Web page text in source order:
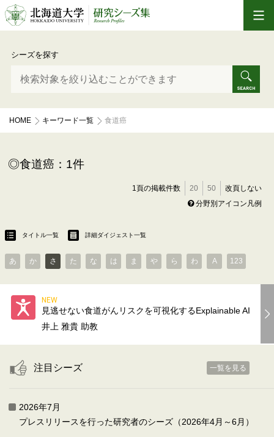
シーズを探す
HOME キーワード一覧 食道癌
食道癌：1件
1頁の掲載件数 20 50
改頁しない
分野別アイコン凡例
タイトル一覧 詳細ダイジェスト一覧
あ か さ た な は ま や ら わ A 123
NEW
見逃せない食道がんリスクを可視化するExplainable AI
井上 雅貴 助教
注目シーズ 一覧を見る
2026年7月
プレスリリースを行った研究者のシーズ（2026年4月～6月）